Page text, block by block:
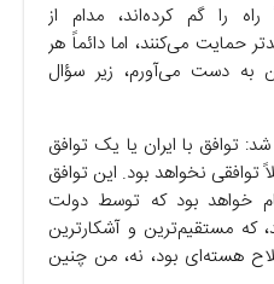
را گم کرده‌اند، مدام از
حمایت می‌کنند، اما دائماً هر
به دست می‌آورم، زیر سؤال
توافق با ایران یا یک توافق
توافقی نخواهد بود. این توافق
خواهد بود که توسط دولت
که مستقیم‌ترین و آشکارترین
هسته‌ای بود، نه، من چنین